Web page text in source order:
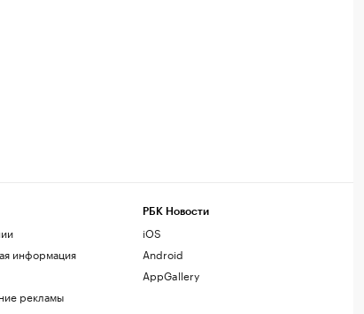
информация
рекламы
РБК Новости
iOS
Android
AppGallery